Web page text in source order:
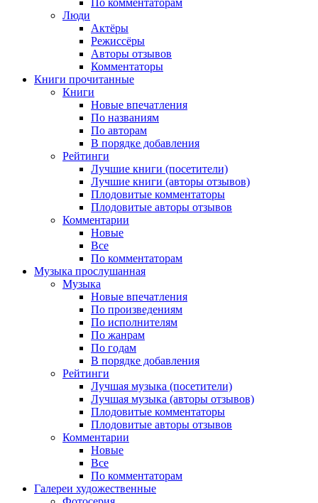
Люди
Актёры
Режиссёры
Авторы отзывов
Комментаторы
Книги прочитанные
Книги
Новые впечатления
По названиям
По авторам
В порядке добавления
Рейтинги
Лучшие книги (посетители)
Лучшие книги (авторы отзывов)
Плодовитые комментаторы
Плодовитые авторы отзывов
Комментарии
Новые
Все
По комментаторам
Музыка прослушанная
Музыка
Новые впечатления
По произведениям
По исполнителям
По жанрам
По годам
В порядке добавления
Рейтинги
Лучшая музыка (посетители)
Лучшая музыка (авторы отзывов)
Плодовитые комментаторы
Плодовитые авторы отзывов
Комментарии
Новые
Все
По комментаторам
Галереи художественные